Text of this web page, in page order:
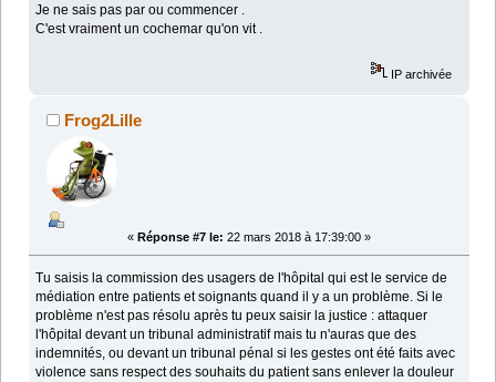
Je ne sais pas par ou commencer .
C'est vraiment un cochemar qu'on vit .
IP archivée
Frog2Lille
« Réponse #7 le: 22 mars 2018 à 17:39:00 »
Tu saisis la commission des usagers de l'hôpital qui est le service de
médiation entre patients et soignants quand il y a un problème. Si le
problème n'est pas résolu après tu peux saisir la justice : attaquer
l'hôpital devant un tribunal administratif mais tu n'auras que des
indemnités, ou devant un tribunal pénal si les gestes ont été faits avec
violence sans respect des souhaits du patient sans enlever la douleur